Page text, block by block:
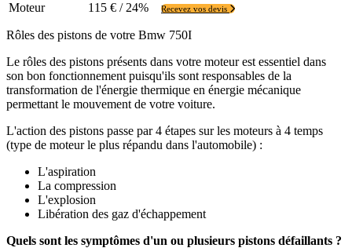
Moteur 115 € / 24% Recevez vos devis
Rôles des pistons de votre Bmw 750I
Le rôles des pistons présents dans votre moteur est essentiel dans
son bon fonctionnement puisqu'ils sont responsables de la
transformation de l'énergie thermique en énergie mécanique
permettant le mouvement de votre voiture.
L'action des pistons passe par 4 étapes sur les moteurs à 4 temps
(type de moteur le plus répandu dans l'automobile) :
L'aspiration
La compression
L'explosion
Libération des gaz d'échappement
Quels sont les symptômes d'un ou plusieurs pistons défaillants ?